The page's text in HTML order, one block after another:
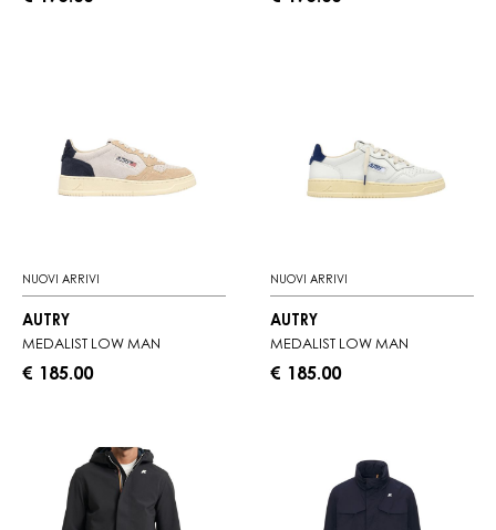
NUOVI ARRIVI
AUTRY
MEDALIST LOW MAN
€ 185.00
NUOVI ARRIVI
AUTRY
MEDALIST LOW MAN
€ 185.00